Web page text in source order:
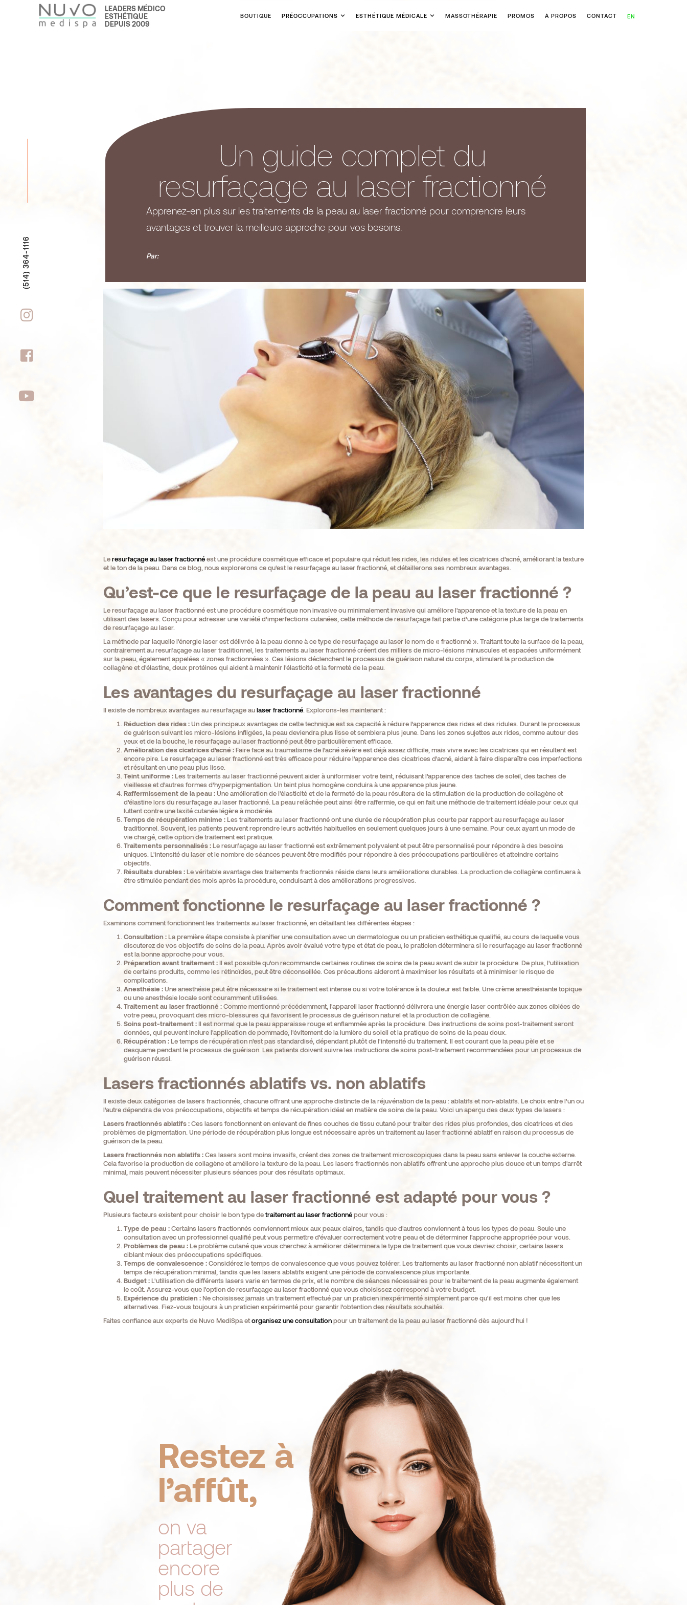
LEADERS MÉDICO
ESTHÉTIQUE
DEPUIS 2009
BOUTIQUE PRÉOCCUPATIONS ESTHÉTIQUE MÉDICALE MASSOTHÉRAPIE PROMOS À PROPOS CONTACT EN
(514) 364-1116



Un guide complet du
resurfaçage au laser fractionné
Apprenez-en plus sur les traitements de la peau au laser fractionné pour comprendre leurs
avantages et trouver la meilleure approche pour vos besoins.
Par:
Leresurfaçage au laser fractionnéest une procédure cosmétique efficace et populaire qui réduit les rides, les ridules et les cicatrices d'acné, améliorant la texture
et le ton de la peau. Dans ce blog, nous explorerons ce qu'est le resurfaçage au laser fractionné, et détaillerons ses nombreux avantages.
Qu’est-ce que le resurfaçage de la peau au laser fractionné ?
Le resurfaçage au laser fractionné est une procédure cosmétique non invasive ou minimalement invasive qui améliore l'apparence et la texture de la peau en
utilisant des lasers. Conçu pour adresser une variété d'imperfections cutanées, cette méthode de resurfaçage fait partie d'une catégorie plus large de traitements
de resurfaçage au laser.
La méthode par laquelle l'énergie laser est délivrée à la peau donne à ce type de resurfaçage au laser le nom de « fractionné ». Traitant toute la surface de la peau,
contrairement au resurfaçage au laser traditionnel, les traitements au laser fractionné créent des milliers de micro-lésions minuscules et espacées uniformément
sur la peau, également appelées « zones fractionnées ». Ces lésions déclenchent le processus de guérison naturel du corps, stimulant la production de
collagène et d'élastine, deux protéines qui aident à maintenir l'élasticité et la fermeté de la peau.
Les avantages du resurfaçage au laser fractionné
Il existe de nombreux avantages au resurfaçage aulaser fractionné. Explorons-les maintenant :
Réduction des rides :Un des principaux avantages de cette technique est sa capacité à réduire l'apparence des rides et des ridules. Durant le processus
de guérison suivant les micro-lésions infligées, la peau deviendra plus lisse et semblera plus jeune. Dans les zones sujettes aux rides, comme autour des
yeux et de la bouche, le resurfaçage au laser fractionné peut être particulièrement efficace.
Amélioration des cicatrices d'acné :Faire face au traumatisme de l'acné sévère est déjà assez difficile, mais vivre avec les cicatrices qui en résultent est
encore pire. Le resurfaçage au laser fractionné est très efficace pour réduire l'apparence des cicatrices d'acné, aidant à faire disparaître ces imperfections
et résultant en une peau plus lisse.
Teint uniforme :Les traitements au laser fractionné peuvent aider à uniformiser votre teint, réduisant l'apparence des taches de soleil, des taches de
vieillesse et d'autres formes d'hyperpigmentation. Un teint plus homogène conduira à une apparence plus jeune.
Raffermissement de la peau :Une amélioration de l'élasticité et de la fermeté de la peau résultera de la stimulation de la production de collagène et
d'élastine lors du resurfaçage au laser fractionné. La peau relâchée peut ainsi être raffermie, ce qui en fait une méthode de traitement idéale pour ceux qui
luttent contre une laxité cutanée légère à modérée.
Temps de récupération minime :Les traitements au laser fractionné ont une durée de récupération plus courte par rapport au resurfaçage au laser
traditionnel. Souvent, les patients peuvent reprendre leurs activités habituelles en seulement quelques jours à une semaine. Pour ceux ayant un mode de
vie chargé, cette option de traitement est pratique.
Traitements personnalisés :Le resurfaçage au laser fractionné est extrêmement polyvalent et peut être personnalisé pour répondre à des besoins
uniques. L'intensité du laser et le nombre de séances peuvent être modifiés pour répondre à des préoccupations particulières et atteindre certains
objectifs.
Résultats durables :Le véritable avantage des traitements fractionnés réside dans leurs améliorations durables. La production de collagène continuera à
être stimulée pendant des mois après la procédure, conduisant à des améliorations progressives.
Comment fonctionne le resurfaçage au laser fractionné ?
Examinons comment fonctionnent les traitements au laser fractionné, en détaillant les différentes étapes :
Consultation :La première étape consiste à planifier une consultation avec un dermatologue ou un praticien esthétique qualifié, au cours de laquelle vous
discuterez de vos objectifs de soins de la peau. Après avoir évalué votre type et état de peau, le praticien déterminera si le resurfaçage au laser fractionné
est la bonne approche pour vous.
Préparation avant traitement :Il est possible qu'on recommande certaines routines de soins de la peau avant de subir la procédure. De plus, l'utilisation
de certains produits, comme les rétinoïdes, peut être déconseillée. Ces précautions aideront à maximiser les résultats et à minimiser le risque de
complications.
Anesthésie :Une anesthésie peut être nécessaire si le traitement est intense ou si votre tolérance à la douleur est faible. Une crème anesthésiante topique
ou une anesthésie locale sont couramment utilisées.
Traitement au laser fractionné :Comme mentionné précédemment, l'appareil laser fractionné délivrera une énergie laser contrôlée aux zones ciblées de
votre peau, provoquant des micro-blessures qui favorisent le processus de guérison naturel et la production de collagène.
Soins post-traitement :Il est normal que la peau apparaisse rouge et enflammée après la procédure. Des instructions de soins post-traitement seront
données, qui peuvent inclure l'application de pommade, l'évitement de la lumière du soleil et la pratique de soins de la peau doux.
Récupération :Le temps de récupération n'est pas standardisé, dépendant plutôt de l'intensité du traitement. Il est courant que la peau pèle et se
desquame pendant le processus de guérison. Les patients doivent suivre les instructions de soins post-traitement recommandées pour un processus de
guérison réussi.
Lasers fractionnés ablatifs vs. non ablatifs
Il existe deux catégories de lasers fractionnés, chacune offrant une approche distincte de la réjuvénation de la peau : ablatifs et non-ablatifs. Le choix entre l'un ou
l'autre dépendra de vos préoccupations, objectifs et temps de récupération idéal en matière de soins de la peau. Voici un aperçu des deux types de lasers :
Lasers fractionnés ablatifs :Ces lasers fonctionnent en enlevant de fines couches de tissu cutané pour traiter des rides plus profondes, des cicatrices et des
problèmes de pigmentation. Une période de récupération plus longue est nécessaire après un traitement au laser fractionné ablatif en raison du processus de
guérison de la peau.
Lasers fractionnés non ablatifs :Ces lasers sont moins invasifs, créant des zones de traitement microscopiques dans la peau sans enlever la couche externe.
Cela favorise la production de collagène et améliore la texture de la peau. Les lasers fractionnés non ablatifs offrent une approche plus douce et un temps d'arrêt
minimal, mais peuvent nécessiter plusieurs séances pour des résultats optimaux.
Quel traitement au laser fractionné est adapté pour vous ?
Plusieurs facteurs existent pour choisir le bon type detraitement au laser fractionnépour vous :
Type de peau :Certains lasers fractionnés conviennent mieux aux peaux claires, tandis que d'autres conviennent à tous les types de peau. Seule une
consultation avec un professionnel qualifié peut vous permettre d'évaluer correctement votre peau et de déterminer l'approche appropriée pour vous.
Problèmes de peau :Le problème cutané que vous cherchez à améliorer déterminera le type de traitement que vous devriez choisir, certains lasers
ciblant mieux des préoccupations spécifiques.
Temps de convalescence :Considérez le temps de convalescence que vous pouvez tolérer. Les traitements au laser fractionné non ablatif nécessitent un
temps de récupération minimal, tandis que les lasers ablatifs exigent une période de convalescence plus importante.
Budget :L'utilisation de différents lasers varie en termes de prix, et le nombre de séances nécessaires pour le traitement de la peau augmente également
le coût. Assurez-vous que l'option de resurfaçage au laser fractionné que vous choisissez correspond à votre budget.
Expérience du praticien :Ne choisissez jamais un traitement effectué par un praticien inexpérimenté simplement parce qu'il est moins cher que les
alternatives. Fiez-vous toujours à un praticien expérimenté pour garantir l'obtention des résultats souhaités.
Faites confiance aux experts de Nuvo MediSpa etorganisez une consultationpour un traitement de la peau au laser fractionné dès aujourd'hui !
Restez à
l’affût,
on va
partager
encore
plus de